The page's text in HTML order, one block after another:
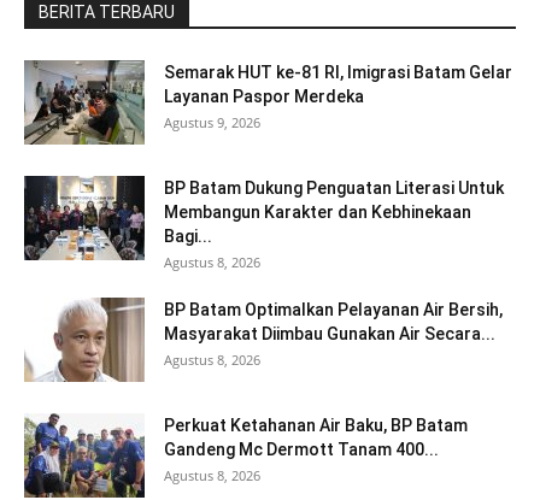
BERITA TERBARU
Semarak HUT ke-81 RI, Imigrasi Batam Gelar
Layanan Paspor Merdeka
Agustus 9, 2026
BP Batam Dukung Penguatan Literasi Untuk
Membangun Karakter dan Kebhinekaan
Bagi...
Agustus 8, 2026
BP Batam Optimalkan Pelayanan Air Bersih,
Masyarakat Diimbau Gunakan Air Secara...
Agustus 8, 2026
Perkuat Ketahanan Air Baku, BP Batam
Gandeng Mc Dermott Tanam 400...
Agustus 8, 2026